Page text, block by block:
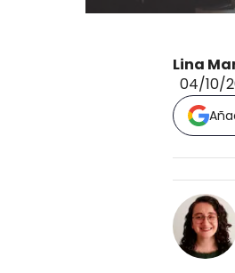
Lina
04/10/